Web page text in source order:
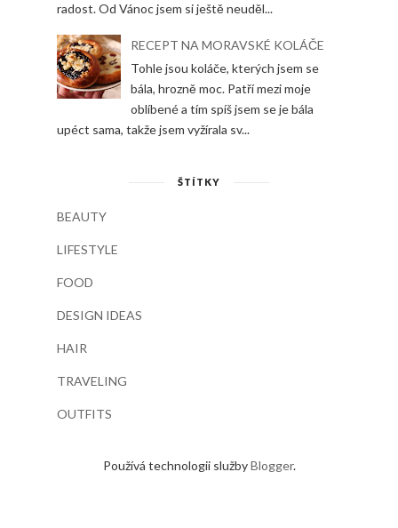
radost. Od Vánoc jsem si ještě neuděl...
RECEPT NA MORAVSKÉ KOLÁČE
Tohle jsou koláče, kterých jsem se
bála, hrozně moc. Patří mezi moje
oblíbené a tím spíš jsem se je bála
upéct sama, takže jsem vyžírala sv...
ŠTÍTKY
BEAUTY
LIFESTYLE
FOOD
DESIGN IDEAS
HAIR
TRAVELING
OUTFITS
Používá technologii službyBlogger.